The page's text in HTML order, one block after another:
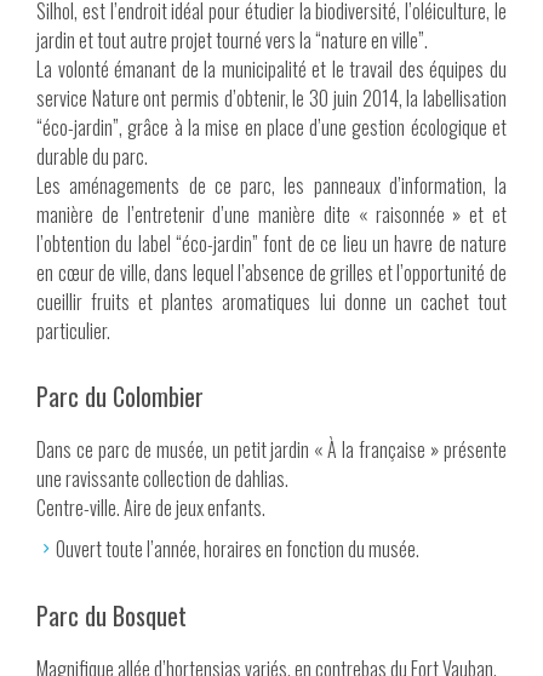
Silhol, est l’endroit idéal pour étudier la biodiversité, l’oléiculture, le
jardin et tout autre projet tourné vers la “nature en ville”.
La volonté émanant de la municipalité et le travail des équipes du
service Nature ont permis d’obtenir, le 30 juin 2014, la labellisation
“éco-jardin”, grâce à la mise en place d’une gestion écologique et
durable du parc.
Les aménagements de ce parc, les panneaux d’information, la
manière de l’entretenir d’une manière dite « raisonnée » et et
l’obtention du label “éco-jardin” font de ce lieu un havre de nature
en cœur de ville, dans lequel l’absence de grilles et l’opportunité de
cueillir fruits et plantes aromatiques lui donne un cachet tout
particulier.
Parc du Colombier
Dans ce parc de musée, un petit jardin « À la française » présente
une ravissante collection de dahlias.
Centre-ville. Aire de jeux enfants.
Ouvert toute l’année, horaires en fonction du musée.
Parc du Bosquet
Magnifique allée d’hortensias variés, en contrebas du Fort Vauban.